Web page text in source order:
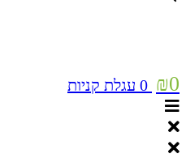
₪0
0 עגלת קניות